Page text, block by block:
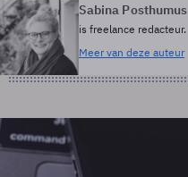
Sabina Posthumus
is freelance redacteur.
Meer van deze auteur